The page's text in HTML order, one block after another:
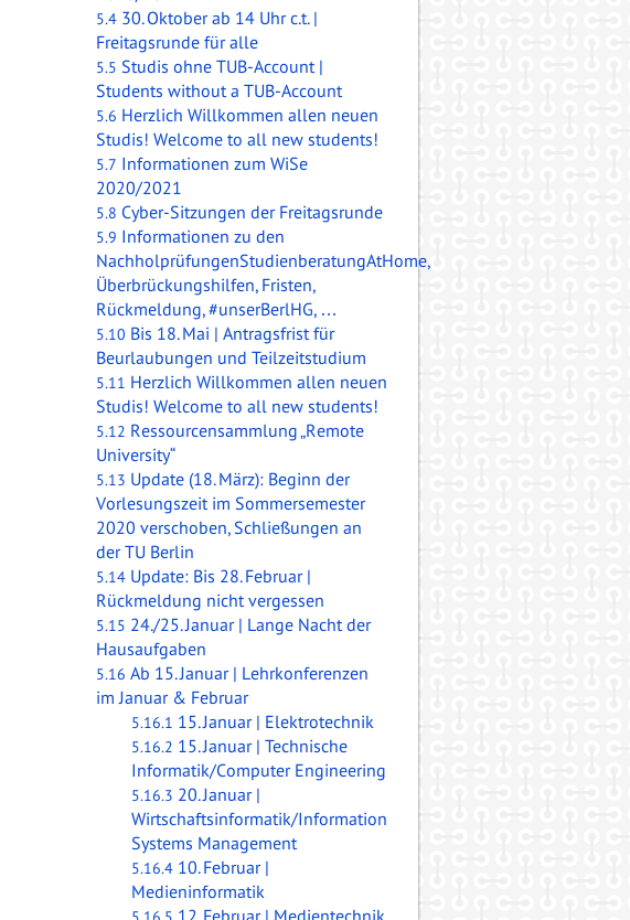
5.4 30. Oktober ab 14 Uhr c.t. |
Freitagsrunde für alle
5.5 Studis ohne TUB-Account |
Students without a TUB-Account
5.6 Herzlich Willkommen allen neuen
Studis! Welcome to all new students!
5.7 Informationen zum WiSe
2020/2021
5.8 Cyber-Sitzungen der Freitagsrunde
5.9 Informationen zu den
NachholprüfungenStudienberatungAtHome,
Überbrückungshilfen, Fristen,
Rückmeldung, #unserBerlHG, …
5.10 Bis 18. Mai | Antragsfrist für
Beurlaubungen und Teilzeitstudium
5.11 Herzlich Willkommen allen neuen
Studis! Welcome to all new students!
5.12 Ressourcensammlung „Remote
University“
5.13 Update (18. März): Beginn der
Vorlesungszeit im Sommersemester
2020 verschoben, Schließungen an
der TU Berlin
5.14 Update: Bis 28. Februar |
Rückmeldung nicht vergessen
5.15 24./25. Januar | Lange Nacht der
Hausaufgaben
5.16 Ab 15. Januar | Lehrkonferenzen
im Januar & Februar
5.16.1 15. Januar | Elektrotechnik
5.16.2 15. Januar | Technische
Informatik/Computer Engineering
5.16.3 20. Januar |
Wirtschaftsinformatik/Information
Systems Management
5.16.4 10. Februar |
Medieninformatik
12. Februar | Medientechnik